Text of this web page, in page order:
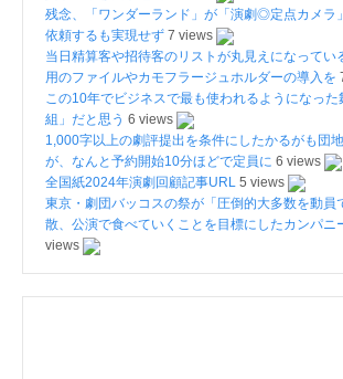
残念、「ワンダーランド」が「演劇◎定点カメラ
依頼するも実現せず 7 views
当日精算客や招待客のリストが丸見えになってい
用のファイルやカモフラージュホルダーの導入を
この10年でビジネスで最も使われるようになった
組」だと思う 6 views
1,000字以上の劇評提出を条件にしたかるがも団
が、なんと予約開始10分ほどで定員に 6 views
全国紙2024年演劇回顧記事URL 5 views
東京・劇団バッコスの祭が「圧倒的大多数を動員
散、公演で食べていくことを目標にしたカンパニ
views